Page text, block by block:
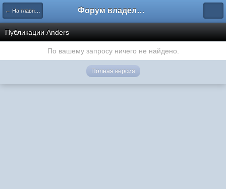
← На главную Форум владельцев интернет-магазинов
Публикации Anders
По вашему запросу ничего не найдено.
Полная версия